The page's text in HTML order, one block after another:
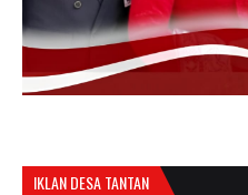
IKLAN DESA TANTAN